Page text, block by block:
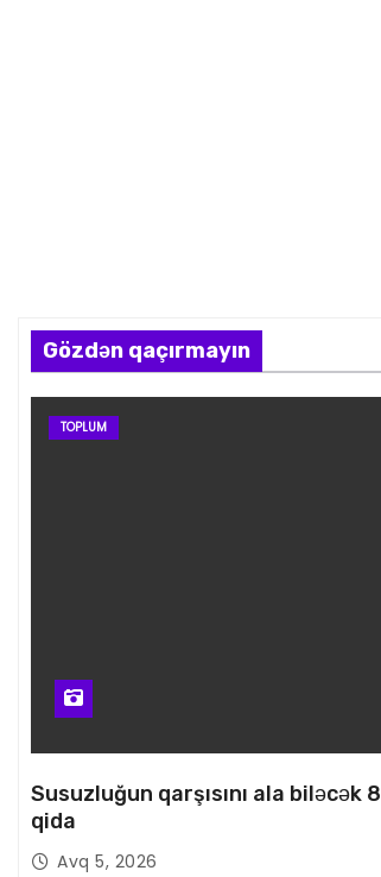
Gözdən qaçırmayın
TOPLUM
Susuzluğun qarşısını ala biləcək 8
qida
Avq 5, 2026